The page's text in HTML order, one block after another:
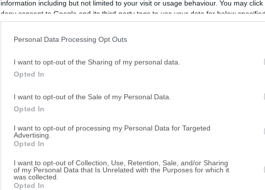
information including but not limited to your visit or usage behaviour. You may
deny consent to Google and its third-party tags to use your data for below
in below Google consent section.
Personal Data Processing Opt Outs
I want to opt-out of the Sharing of my personal data.
Opted In
I want to opt-out of the Sale of my Personal Data.
Opted In
I want to opt-out of processing my Personal Data for Targeted
Advertising.
Opted In
I want to opt-out of Collection, Use, Retention, Sale, and/or Sharing
of my Personal Data that Is Unrelated with the Purposes for which it
was collected.
Opted In
eAuction
Οικόπεδο 25 τ.μ.
Κωνσταντίνου Παλαιολόγου 3,
Κωνσταντίνου Παλαιολόγου 36,
Χρηματοδότηση eAuction